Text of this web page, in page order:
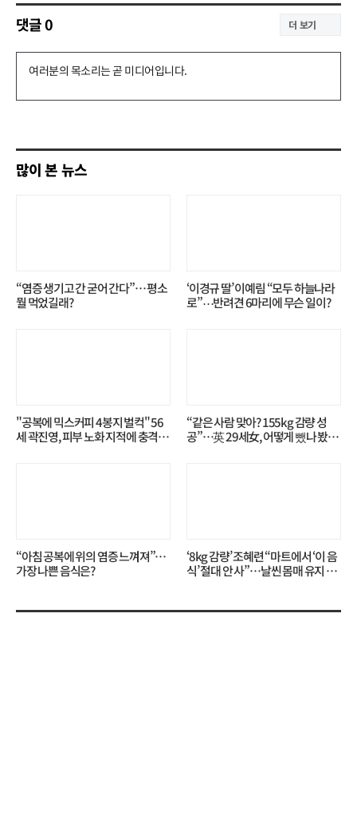
댓글0 더 보기
댓
기
많이 본 뉴스
“염증 생기고 간 굳어 간다”… 평소
뭘 먹었길래?
‘이경규 딸’ 이예림 “모두 하늘나라
로”⋯반려견 6마리에 무슨 일이?
"공복에 믹스커피 4봉지 벌컥" 56
세 곽진영, 피부 노화 지적에 충격…
“같은 사람 맞아? 155kg 감량 성
공”…英 29세女, 어떻게 뺐나 봤더
“아침 공복에 위의 염증 느껴져”…
가장 나쁜 음식은?
‘8kg 감량’ 조혜련 “마트에서 ‘이 음
식’ 절대 안 사”…날씬 몸매 유지 비